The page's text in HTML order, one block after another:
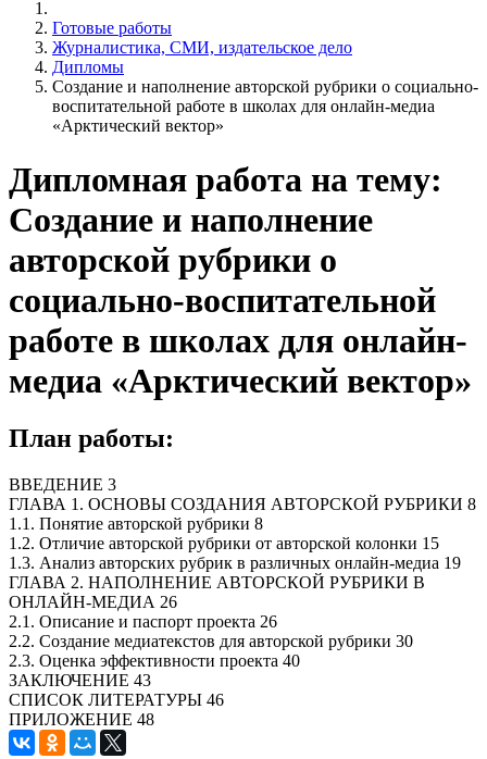
Готовые работы
Журналистика, СМИ, издательское дело
Дипломы
Создание и наполнение авторской рубрики о социально-
воспитательной работе в школах для онлайн-медиа
«Арктический вектор»
Дипломная работа на тему:
Создание и наполнение
авторской рубрики о
социально-воспитательной
работе в школах для онлайн-
медиа «Арктический вектор»
План работы:
ВВЕДЕНИЕ 3
ГЛАВА 1. ОСНОВЫ СОЗДАНИЯ АВТОРСКОЙ РУБРИКИ 8
1.1. Понятие авторской рубрики 8
1.2. Отличие авторской рубрики от авторской колонки 15
1.3. Анализ авторских рубрик в различных онлайн-медиа 19
ГЛАВА 2. НАПОЛНЕНИЕ АВТОРСКОЙ РУБРИКИ В
ОНЛАЙН-МЕДИА 26
2.1. Описание и паспорт проекта 26
2.2. Создание медиатекстов для авторской рубрики 30
2.3. Оценка эффективности проекта 40
ЗАКЛЮЧЕНИЕ 43
СПИСОК ЛИТЕРАТУРЫ 46
ПРИЛОЖЕНИЕ 48